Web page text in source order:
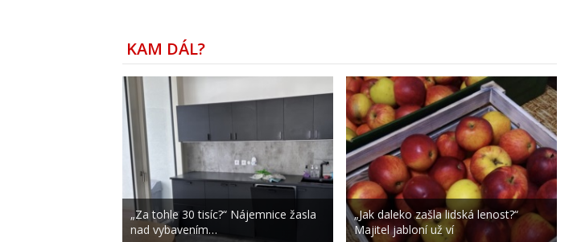
KAM DÁL?
„Za tohle 30 tisíc?“ Nájemnice žasla
nad vybavením…
„Jak daleko zašla lidská lenost?“
Majitel jabloní už ví